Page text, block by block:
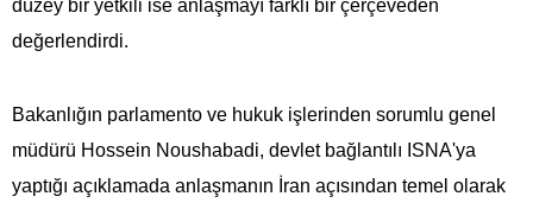
düzey bir yetkili ise anlaşmayı farklı bir çerçeveden
değerlendirdi.
Bakanlığın parlamento ve hukuk işlerinden sorumlu genel
müdürü Hossein Noushabadi, devlet bağlantılı ISNA'ya
yaptığı açıklamada anlaşmanın İran açısından temel olarak